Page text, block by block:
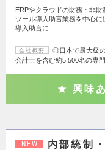
ERPやクラウドの財務・非
ツール導入助言業務を中心
導入助言に…
会社概要
◎日本で最大級
会計士を含む約5,500名の専
興味
NEW
内部統制